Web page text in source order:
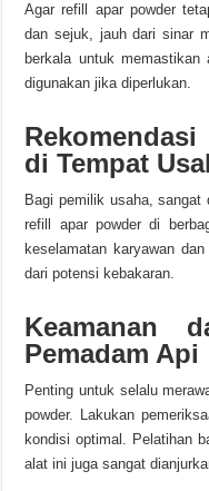
Agar refill apar powder
dan sejuk, jauh dari sinar
berkala untuk
digunakan jika diperlukan.
di Tempat
Bagi pemilik usaha,
refill apar powder di
keselamatan karyawan
dari potensi kebakaran.
Keamanan
Pemadam Api
Penting untuk selalu
powder. Lakukan
kondisi optimal. Pelatihan
alat ini juga sangat